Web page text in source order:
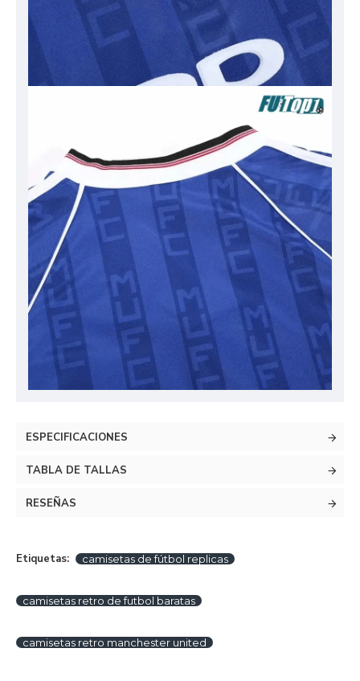
ESPECIFICACIONES
TABLA DE TALLAS
RESEÑAS
Etiquetas: camisetas de fútbol replicas
camisetas retro de futbol baratas
camisetas retro manchester united